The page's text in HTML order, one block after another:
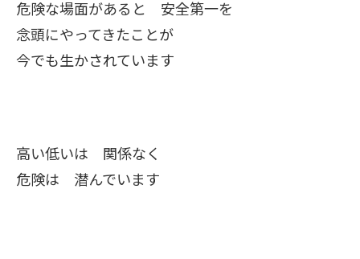
危険な場面があると 安全第一を
念頭にやってきたことが
今でも生かされています
高い低いは 関係なく
危険は 潜んでいます